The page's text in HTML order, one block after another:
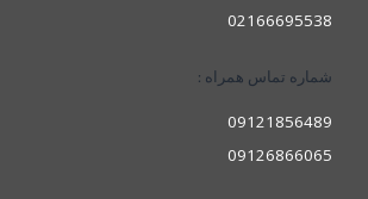
02166695538
شماره تماس همراه :
09121856489
09126866065